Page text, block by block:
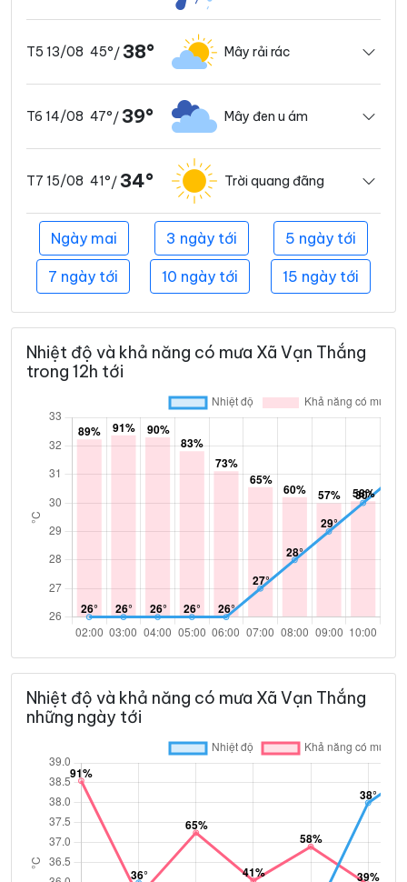
T5 13/08 45°/ 38° Mây rải rác
T6 14/08 47°/ 39° Mây đen u ám
T7 15/08 41°/ 34° Trời quang đãng
Ngày mai 3 ngày tới 5 ngày tới
7 ngày tới 10 ngày tới 15 ngày tới
Nhiệt độ và khả năng có mưa Xã Vạn Thắng
trong 12h tới
Nhiệt độ và khả năng có mưa Xã Vạn Thắng
những ngày tới